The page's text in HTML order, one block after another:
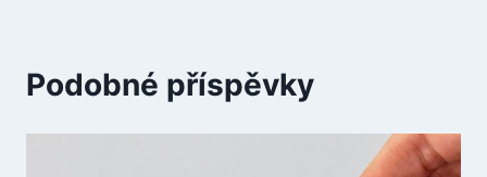
Podobné příspěvky